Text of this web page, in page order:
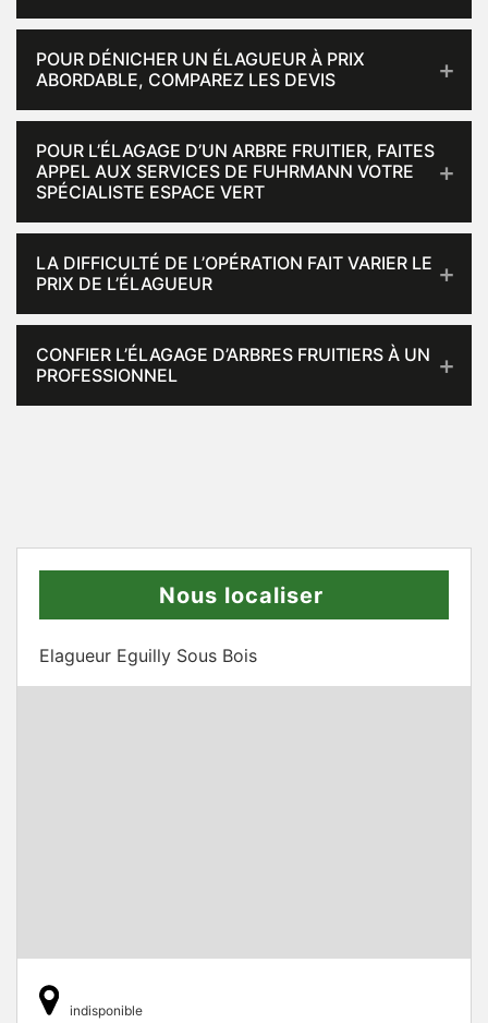
POUR DÉNICHER UN ÉLAGUEUR À PRIX
ABORDABLE, COMPAREZ LES DEVIS
POUR L’ÉLAGAGE D’UN ARBRE FRUITIER, FAITES
APPEL AUX SERVICES DE FUHRMANN VOTRE
SPÉCIALISTE ESPACE VERT
LA DIFFICULTÉ DE L’OPÉRATION FAIT VARIER LE
PRIX DE L’ÉLAGUEUR
CONFIER L’ÉLAGAGE D’ARBRES FRUITIERS À UN
PROFESSIONNEL
Nous localiser
Elagueur Eguilly Sous Bois
indisponible